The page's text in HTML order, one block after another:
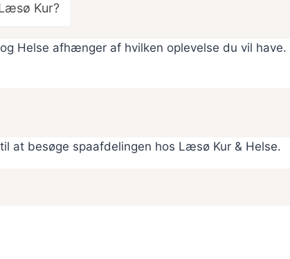
Kur?
Helse afhænger af hvilken oplevelse du vil have.
at besøge spaafdelingen hos Læsø Kur & Helse.